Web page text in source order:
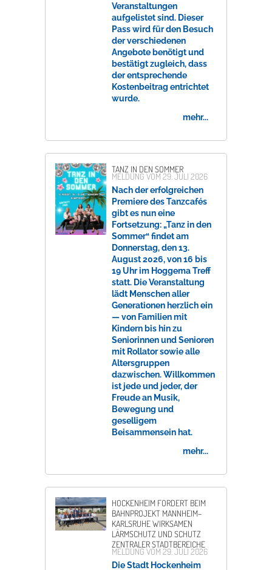
Veranstaltungen
aufgelistet sind. Dieser
Pass wird für den Besuch
der verschiedenen
Angebote benötigt und
bestätigt zugleich, dass
der entsprechende
Kostenbeitrag entrichtet
wurde.
mehr...
TANZ IN DEN SOMMER
MELDUNG VOM 29. JULI 2026
Nach der erfolgreichen
Premiere des Tanzcafés
gibt es nun eine
Fortsetzung: „Tanz in den
Sommer“ findet am
Donnerstag, den 13.
August 2026, von 16 bis
19 Uhr im Hoggema Treff
statt. Die Veranstaltung
lädt Menschen aller
Generationen herzlich ein
— von Familien mit
Kindern bis hin zu
Seniorinnen und Senioren
mit Rollator sowie alle
Altersgruppen
dazwischen. Willkommen
ist jede und jeder, der
Freude an Musik,
Bewegung und
geselligem
Beisammensein hat.
mehr...
HOCKENHEIM FORDERT BEIM
BAHNPROJEKT MANNHEIM–
KARLSRUHE WIRKSAMEN
LÄRMSCHUTZ UND SCHUTZ
ZENTRALER STADTBEREICHE
MELDUNG VOM 29. JULI 2026
Die Stadt Hockenheim